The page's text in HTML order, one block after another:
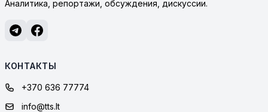
Аналитика, репортажи, обсуждения, дискуссии.
КОНТАКТЫ
+370 636 77774
info@tts.lt